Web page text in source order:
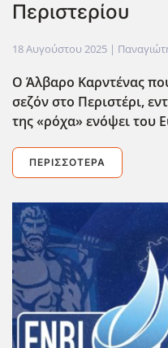
Περιστερίου
18 Αυγούστου 2025 |
Ο Άλβαρο Καρντένας
σεζόν στο Περιστέρι,
της «ρόχα» ενόψει του
ΠΕΡΙΣΣΌΤΕΡΑ